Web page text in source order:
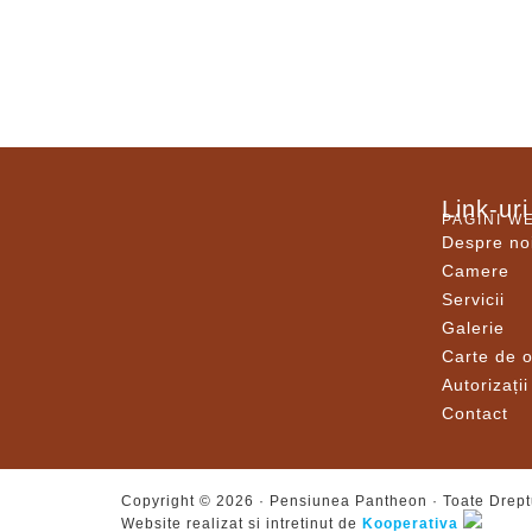
Link-
PAGINI
Despre
Camere
Servicii
Galerie
Carte de
Autorizații
Contact
Copyright © 2026 · Pensiunea Pantheon · Toate
Website realizat si intretinut de Kooperativa